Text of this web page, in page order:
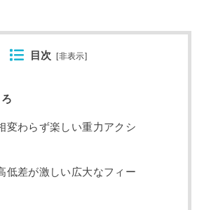
目次 [非表示]
変わらず楽しい重力アクシ
低差が激しい広大なフィー